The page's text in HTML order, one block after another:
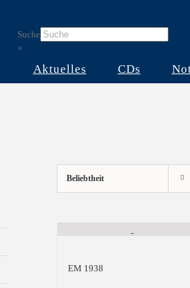
Suche
×
Aktuelles CDs
Beliebtheit
EM 1938